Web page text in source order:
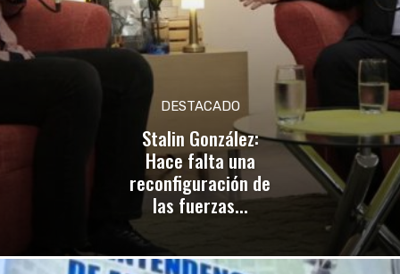
DESTACADO
Stalin González:
Hace falta una
reconfiguración de
las fuerzas...